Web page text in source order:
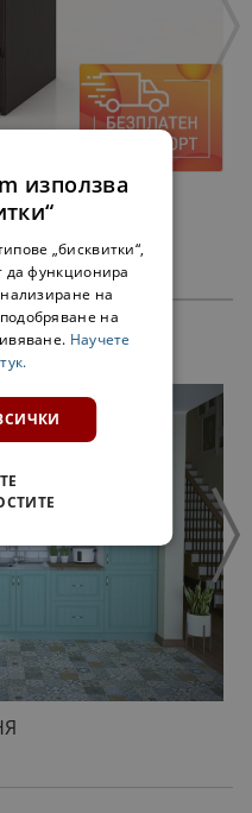
- ЗА 45 СМ
лв.
използва
„бисквитки“,
да функционира
на
на
Научете